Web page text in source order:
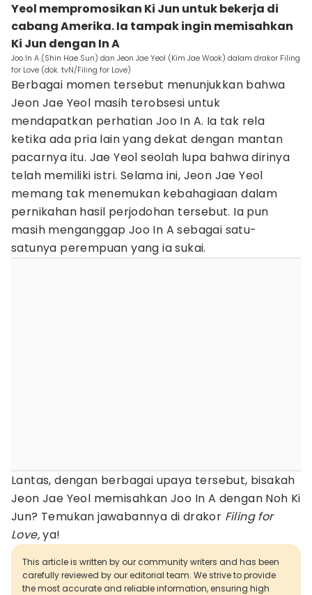
Yeol mempromosikan Ki Jun untuk bekerja di
cabang Amerika. Ia tampak ingin memisahkan
Ki Jun dengan In A
Joo In A (Shin Hae Sun) dan Jeon Jae Yeol (Kim Jae Wook) dalam drakor Filing
for Love (dok. tvN/Filing for Love)
Berbagai momen tersebut menunjukkan bahwa
Jeon Jae Yeol masih terobsesi untuk
mendapatkan perhatian Joo In A. Ia tak rela
ketika ada pria lain yang dekat dengan mantan
pacarnya itu. Jae Yeol seolah lupa bahwa dirinya
telah memiliki istri. Selama ini, Jeon Jae Yeol
memang tak menemukan kebahagiaan dalam
pernikahan hasil perjodohan tersebut. Ia pun
masih menganggap Joo In A sebagai satu-
satunya perempuan yang ia sukai.
Lantas, dengan berbagai upaya tersebut, bisakah
Jeon Jae Yeol memisahkan Joo In A dengan Noh Ki
Jun? Temukan jawabannya di drakor Filing for
Love,ya!
This article is written by our community writers and has been
carefully reviewed by our editorial team. We strive to provide
the most accurate and reliable information, ensuring high